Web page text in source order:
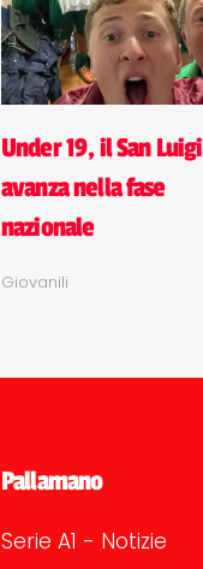
Under 19, il San Luigi
avanza nella fase
nazionale
Giovanili
Pallamano
Serie A1 - Notizie